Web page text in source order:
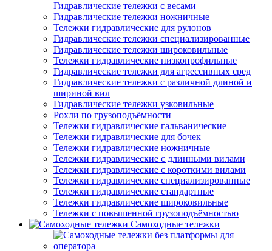
Гидравлические тележки с весами
Гидравлические тележки ножничные
Тележки гидравлические для рулонов
Гидравлические тележки специализированные
Гидравлические тележки широковильные
Тележки гидравлические низкопрофильные
Гидравлические тележки для агрессивных сред
Гидравлические тележки с различной длиной и
шириной вил
Гидравлические тележки узковильные
Рохли по грузоподъёмности
Тележки гидравлические гальванические
Тележки гидравлические для бочек
Тележки гидравлические ножничные
Тележки гидравлические с длинными вилами
Тележки гидравлические с короткими вилами
Тележки гидравлические специализированные
Тележки гидравлические стандартные
Тележки гидравлические широковильные
Тележки с повышенной грузоподъёмностью
Самоходные тележки